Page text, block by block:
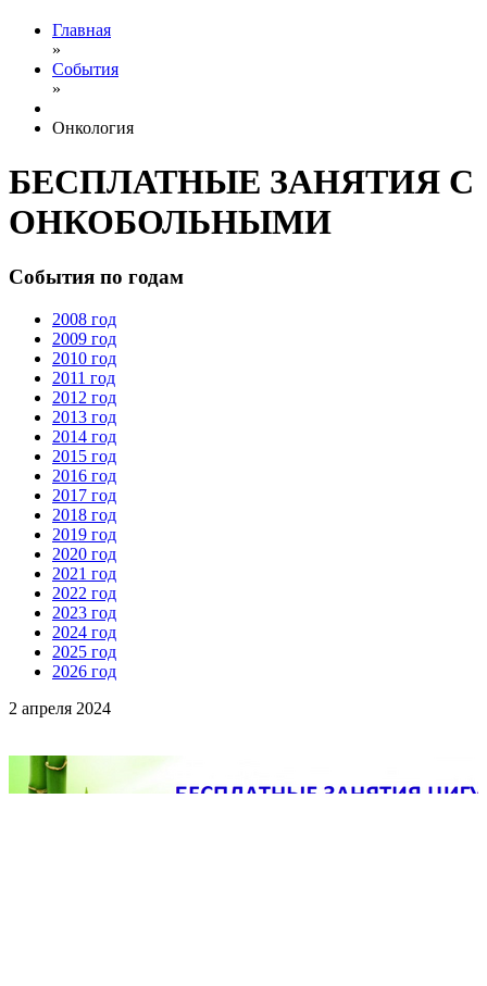
Главная
»
События
»
Онкология
БЕСПЛАТНЫЕ ЗАНЯТИЯ С
ОНКОБОЛЬНЫМИ
События по годам
2008 год
2009 год
2010 год
2011 год
2012 год
2013 год
2014 год
2015 год
2016 год
2017 год
2018 год
2019 год
2020 год
2021 год
2022 год
2023 год
2024 год
2025 год
2026 год
2 апреля 2024